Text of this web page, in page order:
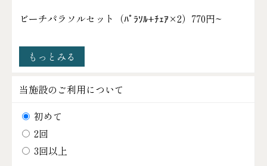
ビーチパラソルセット（ﾊﾟﾗｿﾙ+ﾁｪｱ×2） 770円~
もっとみる
当施設のご利用について
初めて
2回
3回以上